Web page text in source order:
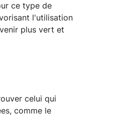
ce type de
l'utilisation
plus vert et
celui qui
comme le